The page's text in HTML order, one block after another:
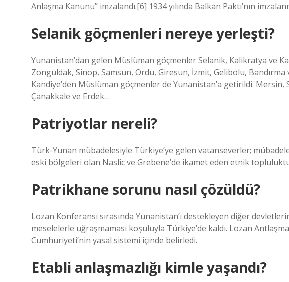
Anlaşma Kanunu” imzalandı.[6] 1934 yılında Balkan Paktı’nın
Selanik göçmenleri nereye yerleşti?
Yunanistan’dan gelen Müslüman göçmenler Selanik, Kalikratya ve
Zonguldak, Sinop, Samsun, Ordu, Giresun, İzmit, Gelibolu,
Kandiye’den Müslüman göçmenler de Yunanistan’a getirildi.
Çanakkale ve Erdek…
Patriyotlar nereli?
Türk-Yunan mübadelesiyle Türkiye’ye gelen vatanseverler;
eski bölgeleri olan Naslic ve Grebene’de ikamet eden etnik
Patrikhane sorunu nasıl çözüldü?
Lozan Konferansı sırasında Yunanistan’ı destekleyen diğer
meselelerle uğraşmaması koşuluyla Türkiye’de kaldı. Lozan
Cumhuriyeti’nin yasal sistemi içinde belirledi.
Etabli anlaşmazlığı kimle yaşandı?